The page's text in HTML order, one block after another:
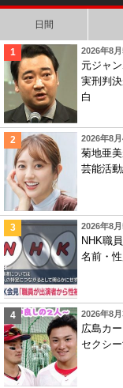
日間
2026年8
元ジャ
実刑判
白
2026年8
菊地亜
芸能活
2026年8
NHK職
名前・
2026年8
広島カ
セクシ